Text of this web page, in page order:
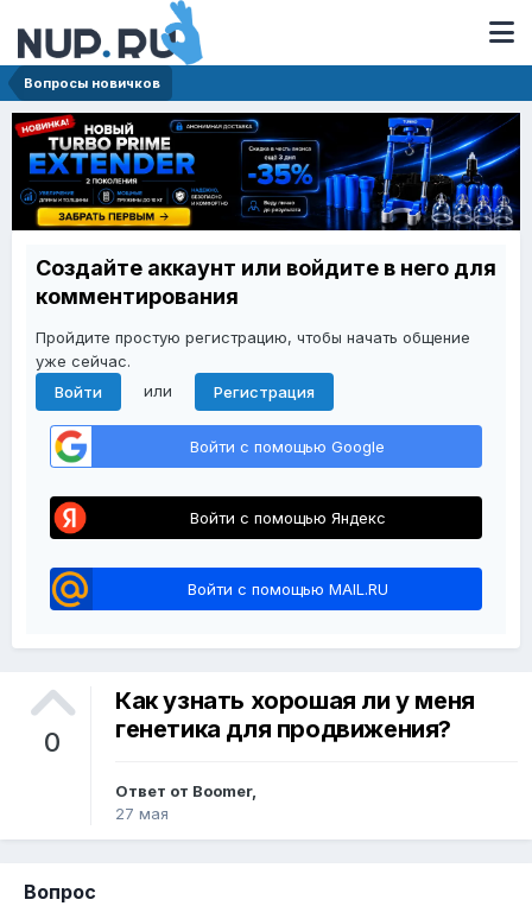
Вопросы новичков
Создайте аккаунт или войдите в него для
комментирования
Пройдите простую регистрацию, чтобы начать общение
уже сейчас.
Войти
или Регистрация
Войти с помощью Google
Войти с помощью Яндекс
Войти с помощью MAIL.RU
0
Как узнать хорошая ли у меня
генетика для продвижения?
Ответ от Boomer,
27 мая
Вопрос